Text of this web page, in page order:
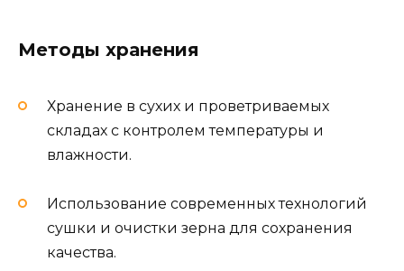
Методы хранения
Хранение в сухих и проветриваемых
складах с контролем температуры и
влажности.
Использование современных технологий
сушки и очистки зерна для сохранения
качества.